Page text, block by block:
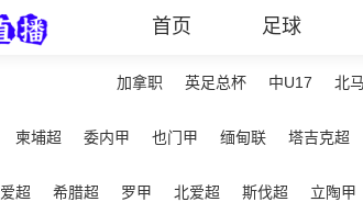
首页 足球
加拿职 英足总杯 中U17 北
柬埔超 委内甲 也门甲 缅甸联 塔吉克超
爱超 希腊超 罗甲 北爱超 斯伐超 立陶甲